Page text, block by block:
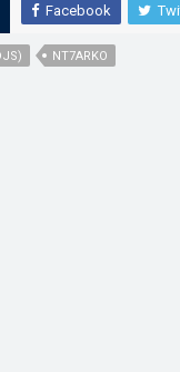
Facebook
NT7ARKO